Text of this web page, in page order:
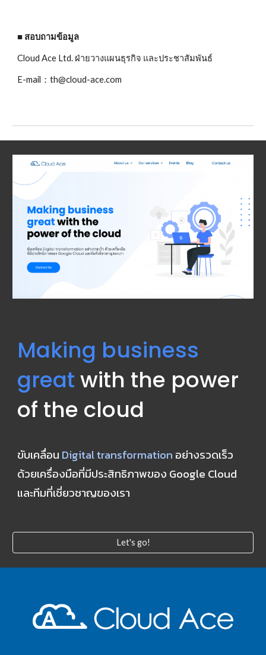
■ สอบถามข้อมูล
Cloud Ace Ltd. ฝ่ายวางแผนธุรกิจ และประชาสัมพันธ์
E-mail：th@cloud-ace.com
Making business
great with the power
of the cloud
ขับเคลื่อน Digital transformation อย่างรวดเร็ว
ด้วยเครื่องมือที่มีประสิทธิภาพของ Google Cloud
และทีมที่เชี่ยวชาญของเรา
Let's go!